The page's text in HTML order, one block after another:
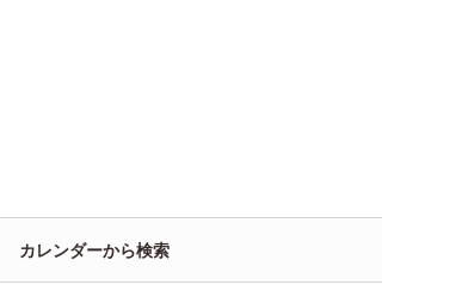
カレンダーから検索